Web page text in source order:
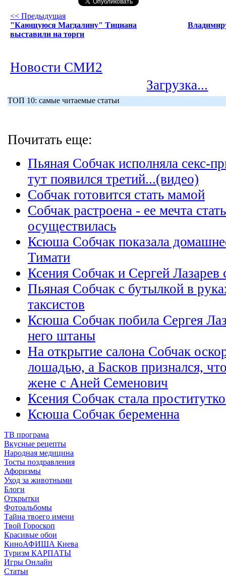
<< Предыдущая
"Кающуюся Магдалину" Тициана
выставили на торги
Новости СМИ2
Загрузка...
ТОП 10: самые читаемые статьи
Почитать еще:
Пьяная Собчак исполняла секс-
тут появился третий...(видео)
Собчак готовится стать мамой
Собчак растроена - ее мечта
осуществилась
Ксюша Собчак показала
Тимати
Ксения Собчак и Сергей Лазарев
Пьяная Собчак с бутылкой в
таксистов
Ксюша Собчак побила Сергея
него штаны
На открытие салона Собчак
лошадью, а Басков признался,
жене с Аней Семенович
Ксения Собчак стала
Ксюша Собчак беременна
ТВ програма
Вкусные рецепты
Народная медицина
Тосты поздравления
Афоризмы
Уход за животными
Блоги
Открытки
Фотоальбомы
Тайна твоего имени
Твой Гороскоп
Красивые обои
КиноАФИША Киева
Туризм КАРПАТЫ
Игры Онлайн
Статьи